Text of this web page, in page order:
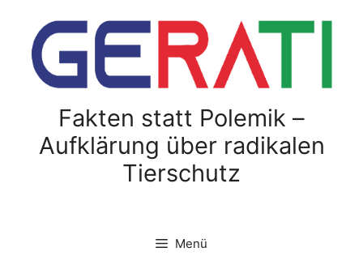
springen
Fakten statt Polemik –
Aufklärung über radikalen
Tierschutz
Menü